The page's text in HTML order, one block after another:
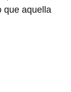
que aquella